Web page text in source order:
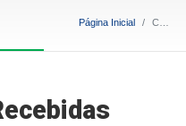
Página Inicial Covid - Vacinas Recebidas